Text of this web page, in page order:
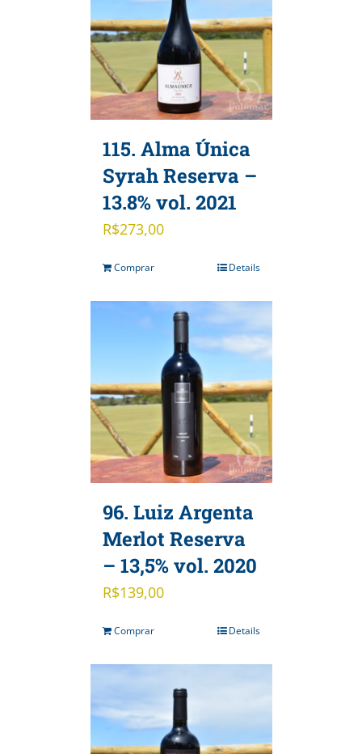
115. Alma Única
Syrah Reserva –
13.8% vol. 2021
R$273,00
Comprar Details
96. Luiz Argenta
Merlot Reserva
– 13,5% vol. 2020
R$139,00
Comprar Details